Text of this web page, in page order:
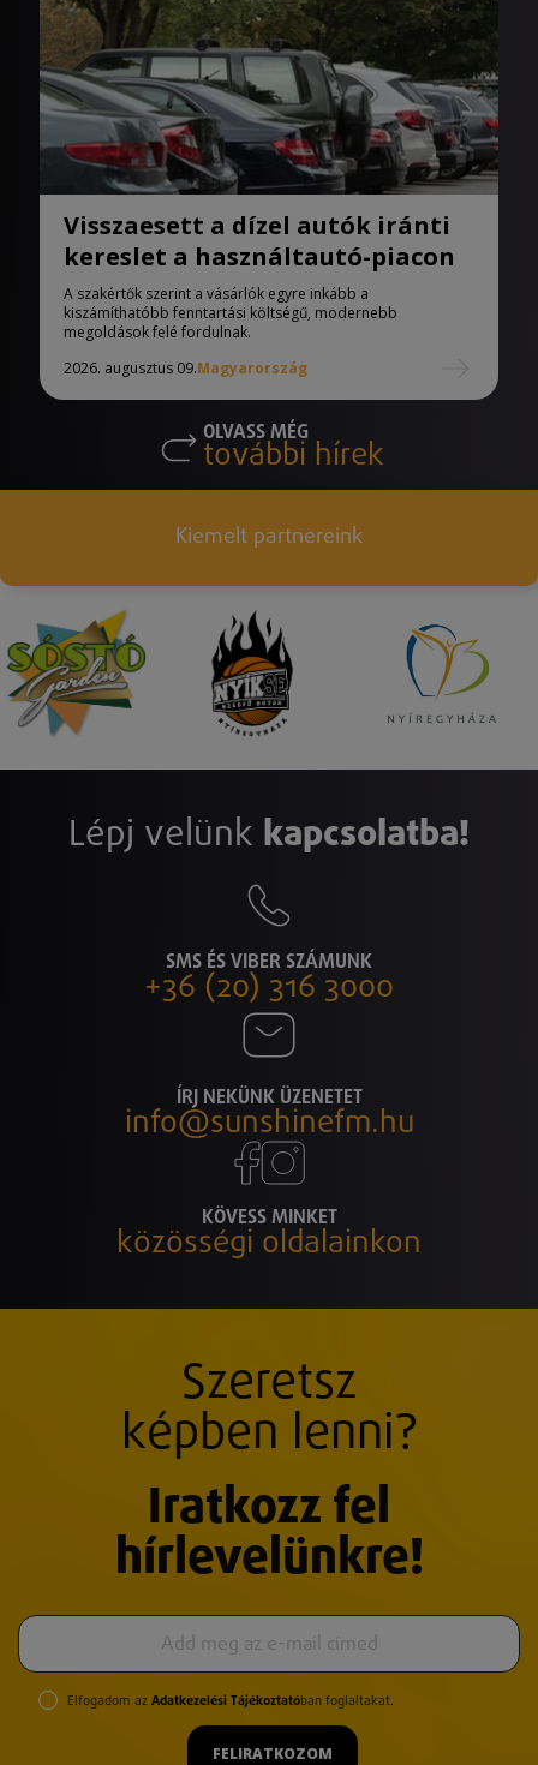
Visszaesett a dízel autók iránti
kereslet a használtautó-piacon
A szakértők szerint a vásárlók egyre inkább a
kiszámíthatóbb fenntartási költségű, modernebb
megoldások felé fordulnak.
2026. augusztus 09.Magyarország
OLVASS MÉG
további hírek
Kiemelt partnereink
Lépj velünk kapcsolatba!
SMS ÉS VIBER SZÁMUNK
+36 (20) 316 3000
ÍRJ NEKÜNK ÜZENETET
info@sunshinefm.hu
KÖVESS MINKET
közösségi oldalainkon
Szeretsz
képben lenni?
Iratkozz fel
hírlevelünkre!
Elfogadom az Adatkezelési Tájékoztatóban foglaltakat.
FELIRATKOZOM